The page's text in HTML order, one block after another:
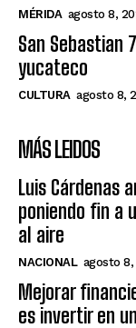
MÉRIDA agosto 8,
San Sebastian
yucateco
CULTURA agosto 8,
MÁS LEIDOS
Luis Cárdenas
poniendo fin a
al aire
NACIONAL agosto 8,
Mejorar
es invertir en